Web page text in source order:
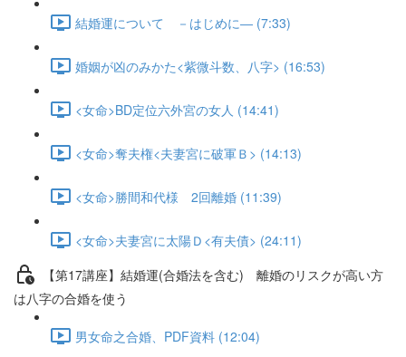
結婚運について －はじめに― (7:33)
婚姻が凶のみかた<紫微斗数、八字> (16:53)
<女命>BD定位六外宮の女人 (14:41)
<女命>奪夫権<夫妻宮に破軍Ｂ> (14:13)
<女命>勝間和代様 2回離婚 (11:39)
<女命>夫妻宮に太陽Ｄ<有夫債> (24:11)
【第17講座】結婚運(合婚法を含む) 離婚のリスクが高い方
は八字の合婚を使う
男女命之合婚、PDF資料 (12:04)